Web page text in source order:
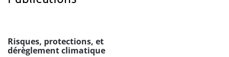
Risques, protections, et
dérèglement climatique